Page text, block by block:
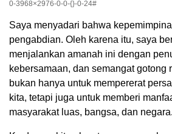
0-3968×2976-0-0-{}-0-24#
Saya menyadari bahwa
pengabdian. Oleh karena itu, saya
menjalankan amanah ini dengan
kebersamaan, dan semangat gotong
bukan hanya untuk mempererat
kita, tetapi juga untuk memberi
masyarakat luas, bangsa, dan negara.